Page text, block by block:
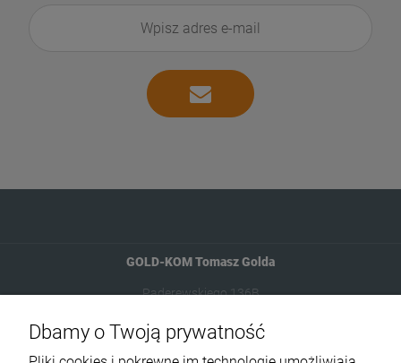
GOLD-KOM Tomasz Golda
Paderewskiego 136B
Dbamy o Twoją prywatność